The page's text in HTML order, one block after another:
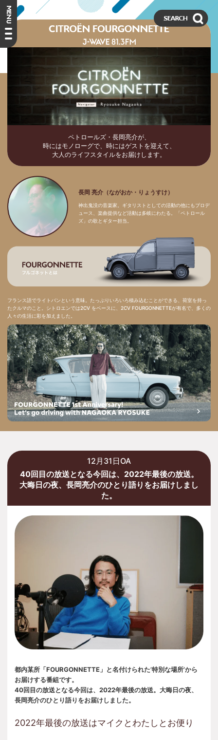
ペトロールズ・長岡亮介が、
時にはモノローグで、時にはゲストを迎えて、
大人のライフスタイルをお届けします。
長岡 亮介（ながおか・りょうすけ）
神出鬼没の音楽家。ギタリストとしての活動の他にもプロデ
ュース、楽曲提供など活動は多岐にわたる。「ペトロール
ズ」の歌とギター担当。
フランス語でライトバンという意味。たっぷりいろいろ積み込むことができる、荷室を持っ
たクルマのこと。シトロエンでは2CV をベースに、2CV FOURGONNETTEが有名で、多くの
人々の生活に彩を加えました。
12月31日OA
40回目の放送となる今回は、2022年最後の放送。
大晦日の夜、長岡亮介のひとり語りをお届けしまし
た。
都内某所「FOURGONNETTE」と名付けられた’特別な場所’から
お届けする番組です。
40回目の放送となる今回は、2022年最後の放送。大晦日の夜、
長岡亮介のひとり語りをお届けしました。
2022年最後の放送はマイクとわたしとお便り